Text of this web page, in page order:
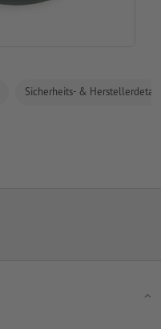
Sicherheits- &